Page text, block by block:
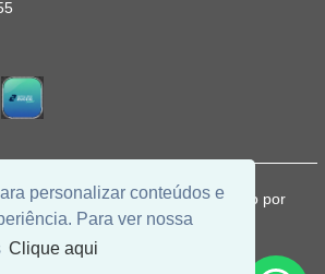
personalizar conteúdos e
Para ver nossa
Clique aqui
| CRECI: 1037-J | Desenvolvido por